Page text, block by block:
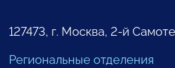
127473, г. Москва, 2-й
Региональные отделения